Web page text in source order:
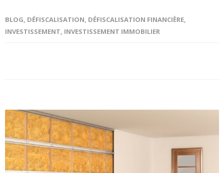
BLOG, DÉFISCALISATION, DÉFISCALISATION FINANCIÈRE,
INVESTISSEMENT, INVESTISSEMENT IMMOBILIER